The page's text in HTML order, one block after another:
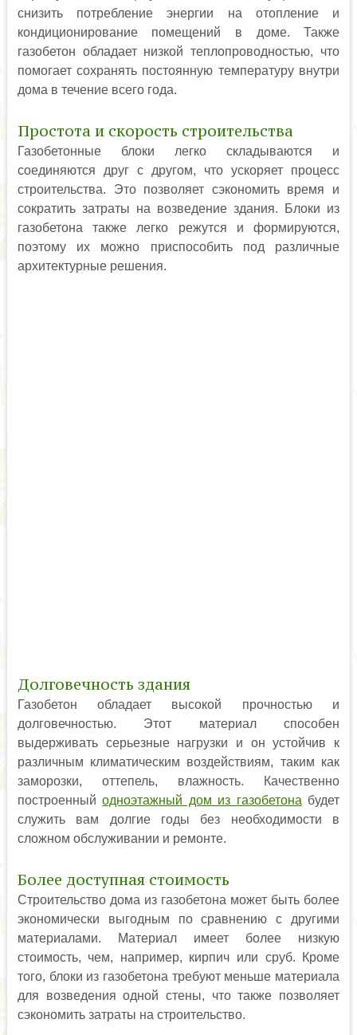
снизить потребление энергии на отопление и
кондиционирование помещений в доме. Также
газобетон обладает низкой теплопроводностью, что
помогает сохранять постоянную температуру внутри
дома в течение всего года.
Простота и скорость строительства
Газобетонные блоки легко складываются и
соединяются друг с другом, что ускоряет процесс
строительства. Это позволяет сэкономить время и
сократить затраты на возведение здания. Блоки из
газобетона также легко режутся и формируются,
поэтому их можно приспособить под различные
архитектурные решения.
Долговечность здания
Газобетон обладает высокой прочностью и
долговечностью. Этот материал способен
выдерживать серьезные нагрузки и он устойчив к
различным климатическим воздействиям, таким как
заморозки, оттепель, влажность. Качественно
построенныйодноэтажный дом из газобетона будет
служить вам долгие годы без необходимости в
сложном обслуживании и ремонте.
Более доступная стоимость
Строительство дома из газобетона может быть более
экономически выгодным по сравнению с другими
материалами. Материал имеет более низкую
стоимость, чем, например, кирпич или сруб. Кроме
того, блоки из газобетона требуют меньше материала
для возведения одной стены, что также позволяет
сэкономить затраты на строительство.